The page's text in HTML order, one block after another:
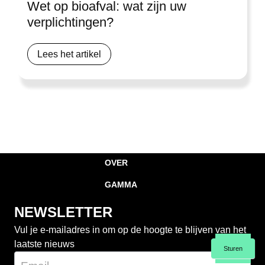
Wet op bioafval: wat zijn uw
verplichtingen?
Lees het artikel
OVER
GAMMA
NEWSLETTER
Vul je e-mailadres in om op de hoogte te blijven van het
laatste nieuws
Sturen